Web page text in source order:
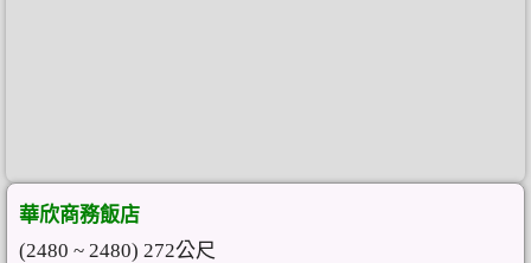
華欣商務飯店
(2480 ~ 2480) 272公尺